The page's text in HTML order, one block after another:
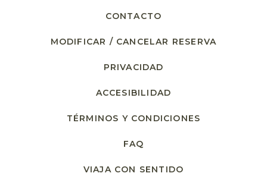
CONTACTO
MODIFICAR / CANCELAR RESERVA
PRIVACIDAD
ACCESIBILIDAD
TÉRMINOS Y CONDICIONES
FAQ
VIAJA CON SENTIDO